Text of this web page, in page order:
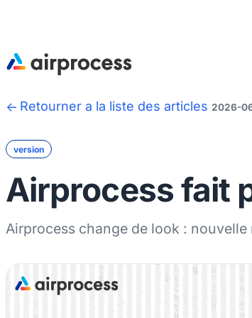
Retourner a la liste des articles 2026-
version
Airprocess fait
Airprocess change de look :